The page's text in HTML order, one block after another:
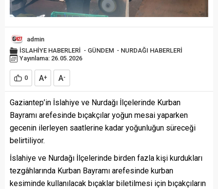
admin
İSLAHİYE HABERLERİ - GÜNDEM - NURDAĞI HABERLERİ
Yayınlama: 26.05.2026
0 A+ A-
Gaziantep’in İslahiye ve Nurdağı İlçelerinde Kurban
Bayramı arefesinde bıçakçılar yoğun mesai yaparken
gecenin ilerleyen saatlerine kadar yoğunluğun süreceği
belirtiliyor.
İslahiye ve Nurdağı İlçelerinde birden fazla kişi kurdukları
tezgâhlarında Kurban Bayramı arefesinde kurban
kesiminde kullanılacak bıçaklar biletilmesi için bıçakçıların